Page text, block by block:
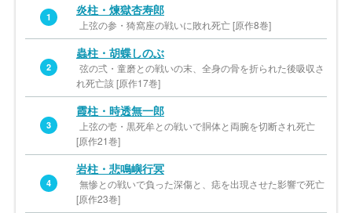
1 炎柱・煉獄杏寿郎
上弦の参・猗窩座の戦いに敗れ死亡 [原作8巻]
2
蟲柱・胡蝶しのぶ
弦の弍・童磨との戦いの末、全身の骨を折られた後吸収さ
れ死亡該 [原作17巻]
3
霞柱・時透無一郎
上弦の壱・黒死牟との戦いで胴体と両腕を切断され死亡
[原作21巻]
4
岩柱・悲鳴嶼行冥
無惨との戦いで負った深傷と、痣を出現させた影響で死亡
[原作23巻]